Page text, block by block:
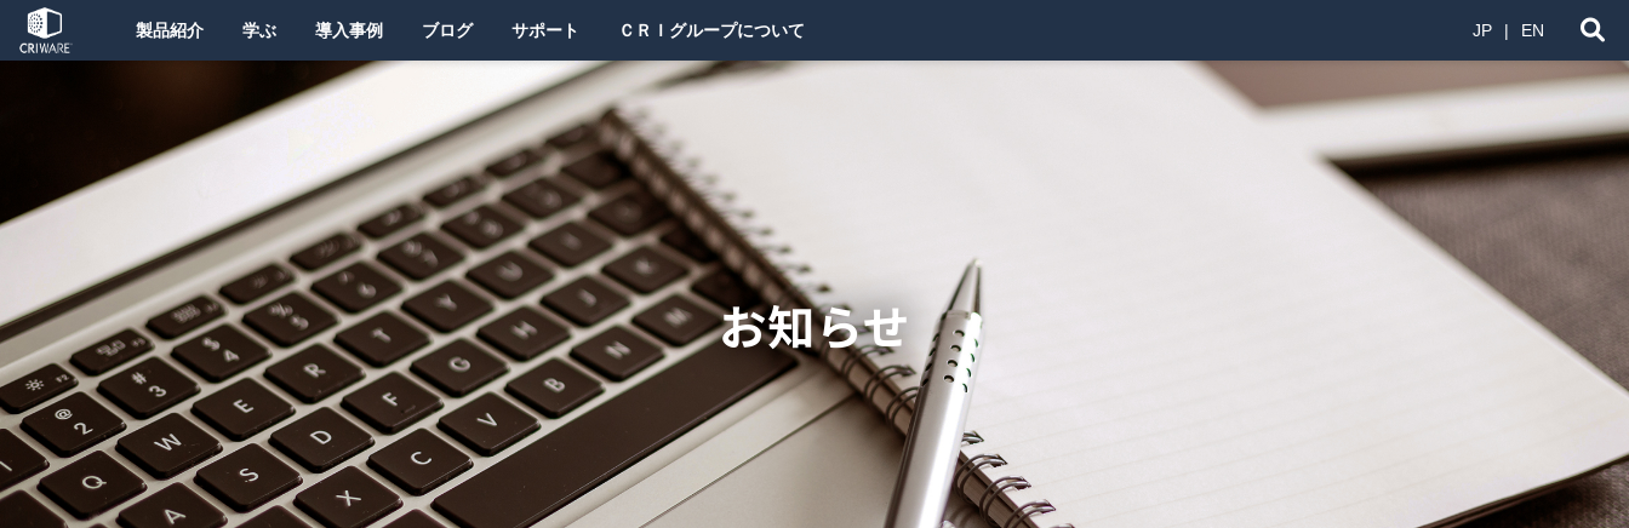
製品紹介 学ぶ 導入事例 ブログ サポート ＣＲＩグループについて JP EN
お知らせ